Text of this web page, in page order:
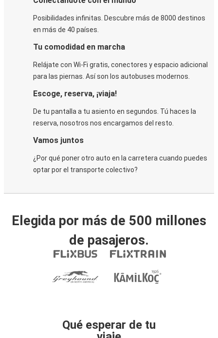
Posibilidades infinitas. Descubre más de 8000 destinos
en más de 40 países.
Tu comodidad en marcha
Relájate con Wi-Fi gratis, conectores y espacio adicional
para las piernas. Así son los autobuses modernos.
Escoge, reserva, ¡viaja!
De tu pantalla a tu asiento en segundos. Tú haces la
reserva, nosotros nos encargamos del resto.
Vamos juntos
¿Por qué poner otro auto en la carretera cuando puedes
optar por el transporte colectivo?
Elegida por más de 500 millones
de pasajeros.
Qué esperar de tu